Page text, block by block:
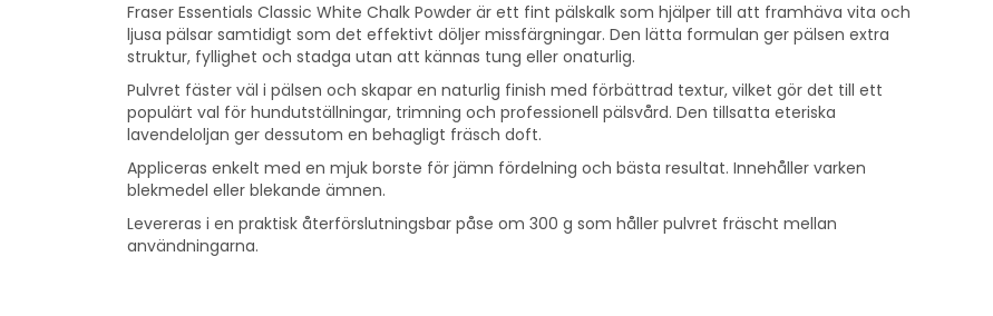
Fraser Essentials Classic White Chalk Powder är ett fint pälskalk som hjälper till att framhäva vita och
ljusa pälsar samtidigt som det effektivt döljer missfärgningar. Den lätta formulan ger pälsen extra
struktur, fyllighet och stadga utan att kännas tung eller onaturlig.
Pulvret fäster väl i pälsen och skapar en naturlig finish med förbättrad textur, vilket gör det till ett
populärt val för hundutställningar, trimning och professionell pälsvård. Den tillsatta eteriska
lavendeloljan ger dessutom en behagligt fräsch doft.
Appliceras enkelt med en mjuk borste för jämn fördelning och bästa resultat. Innehåller varken
blekmedel eller blekande ämnen.
Levereras i en praktisk återförslutningsbar påse om 300 g som håller pulvret fräscht mellan
användningarna.